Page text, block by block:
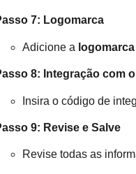
7: Logomarca
Adicione a logomarca
8: Integração com
Insira o código de
9: Revise e Salve
Revise todas as